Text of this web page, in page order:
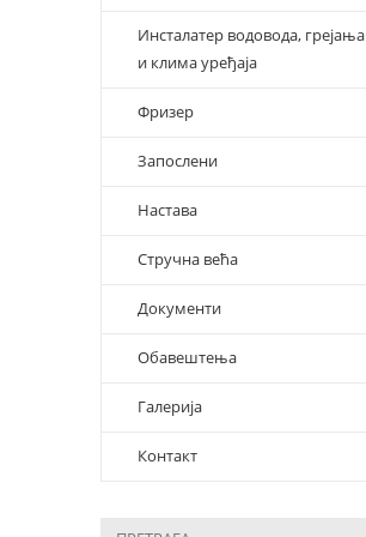
Инсталатер водовода, грејања
и клима уређаја
Фризер
Запослени
Настава
Стручна већа
Документи
Обавештења
Галерија
Контакт